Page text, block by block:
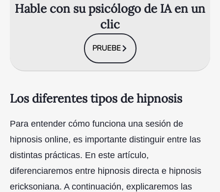
Hable con su psicólogo de IA en un
clic
PRUEBE
Los diferentes tipos de hipnosis
Para entender cómo funciona una sesión de
hipnosis online, es importante distinguir entre las
distintas prácticas. En este artículo,
diferenciaremos entre hipnosis directa e hipnosis
ericksoniana. A continuación, explicaremos las